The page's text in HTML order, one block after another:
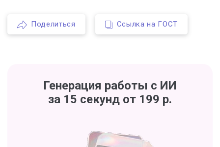
Поделиться Ссылка на ГОСТ
Генерация работы с ИИ
за 15 секунд от 199 р.